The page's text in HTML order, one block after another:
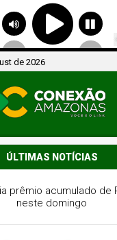
de 2026
ÚLTIMAS NOTÍCIAS
anuncia pausa na
segundo semestre